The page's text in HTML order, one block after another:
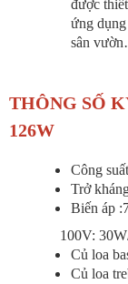
được
ứng dụng
sân
THÔNG SỐ
126W
Công
Trở
Biến áp
100V: 30W/
Củ loa
Củ loa